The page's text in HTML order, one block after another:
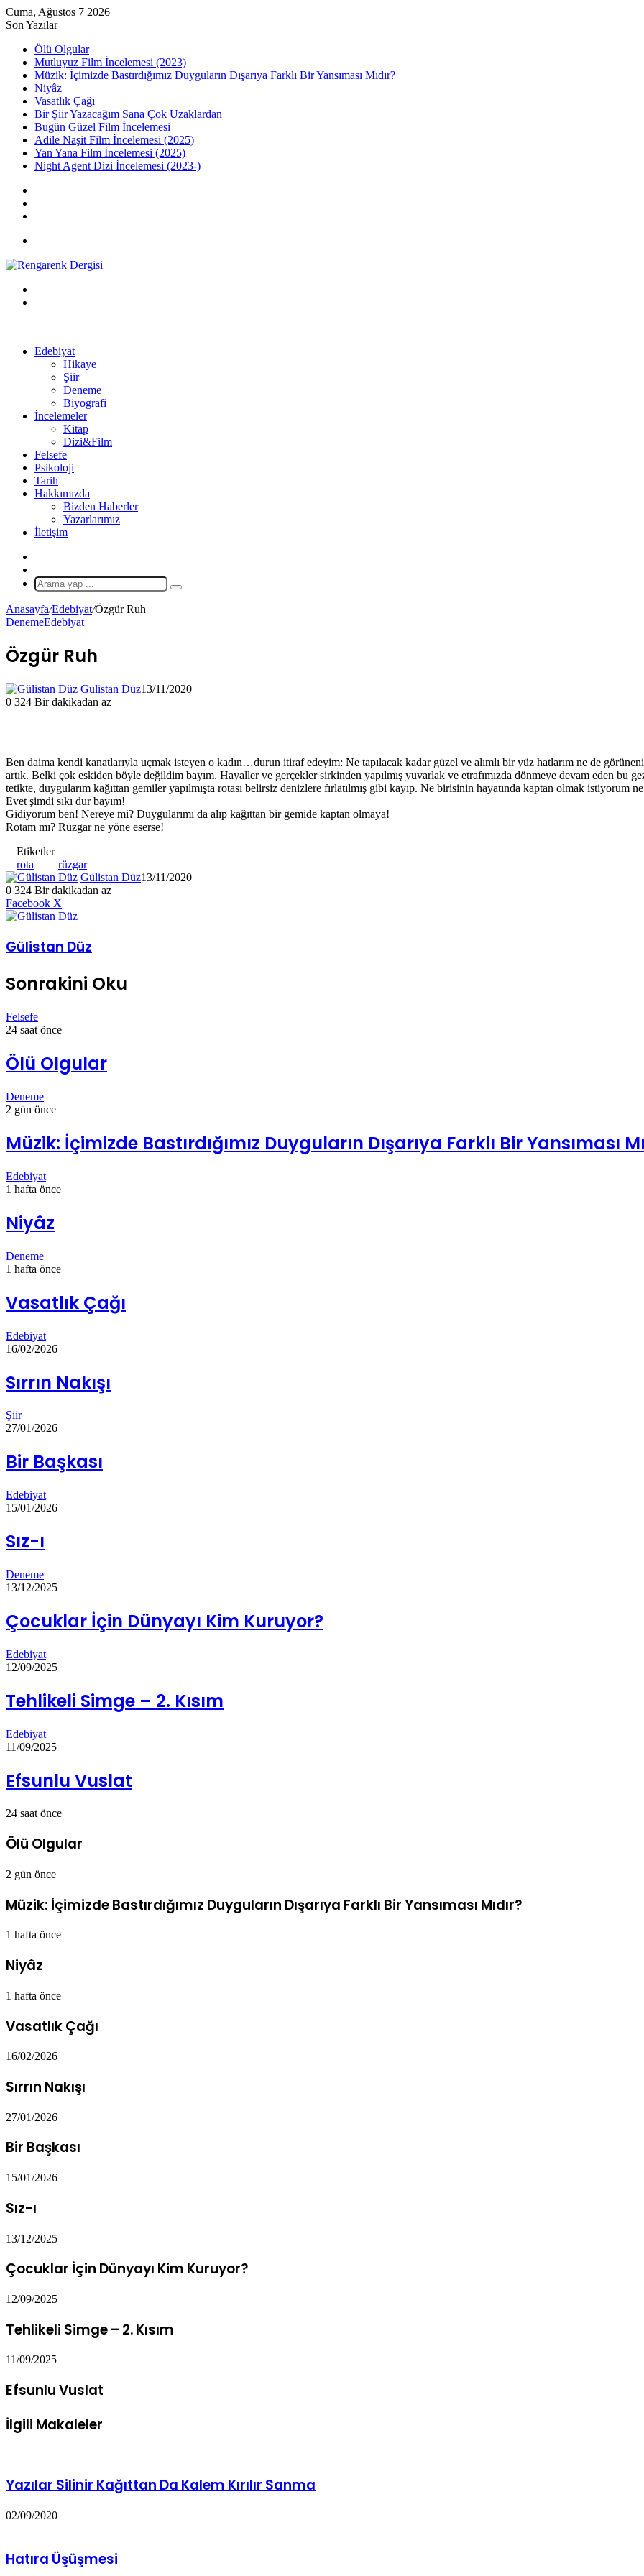
Cuma, Ağustos 7 2026
Son Yazılar
Ölü Olgular
Mutluyuz Film İncelemesi (2023)
Müzik: İçimizde Bastırdığımız Duyguların Dışarıya Farklı Bir Yansıması Mıdır?
Niyâz
Vasatlık Çağı
Bir Şiir Yazacağım Sana Çok Uzaklardan
Bugün Güzel Film İncelemesi
Adile Naşit Film İncelemesi (2025)
Yan Yana Film İncelemesi (2025)
Night Agent Dizi İncelemesi (2023-)
Edebiyat
Hikaye
Şiir
Deneme
Biyografi
İncelemeler
Kitap
Dizi&Film
Felsefe
Psikoloji
Tarih
Hakkımızda
Bizden Haberler
Yazarlarımız
İletişim
Makale
Arama
Anasayfa/Edebiyat/Özgür Ruh
DenemeEdebiyat
Özgür Ruh
Gülistan Düz13/11/2020
0 324 Bir dakikadan az
Ben daima kendi kanatlarıyla uçmak isteyen o kadın…durun itiraf edeyim: Ne tapılacak kadar güzel ve alımlı bir yüz hatlarım ne de
artık. Belki çok eskiden böyle değildim bayım. Hayaller ve gerçekler sirkinden yapılmış yuvarlak ve etrafımızda dönmeye devam eden bu
tetikte, duygularım kağıttan gemiler yapılmışta rotası belirsiz denizlere fırlatılmış gibi kayıp. Ne birisinin hayatında kaptan olmak istiyorum
Evet şimdi sıkı dur bayım!
Gidiyorum ben! Nereye mi? Duygularımı da alıp kağıttan bir gemide kaptan olmaya!
Rotam mı? Rüzgar ne yöne eserse!
Etiketler
rota
rüzgar
Gülistan Düz13/11/2020
0 324 Bir dakikadan az
Facebook X
Posta
paylaş
Gülistan Düz
Sonrakini Oku
Felsefe
24 saat önce
Ölü Olgular
Deneme
2 gün önce
Müzik: İçimizde Bastırdığımız Duyguların Dışarıya Farklı Bir Yansıması
Edebiyat
1 hafta önce
Niyâz
Deneme
1 hafta önce
Vasatlık Çağı
Edebiyat
16/02/2026
Sırrın Nakışı
Şiir
27/01/2026
Bir Başkası
Edebiyat
15/01/2026
Sız-ı
Deneme
13/12/2025
Çocuklar İçin Dünyayı Kim Kuruyor?
Edebiyat
12/09/2025
Tehlikeli Simge – 2. Kısım
Edebiyat
11/09/2025
Efsunlu Vuslat
24 saat önce
Ölü Olgular
2 gün önce
Müzik: İçimizde Bastırdığımız Duyguların Dışarıya Farklı Bir Yansıması Mıdır?
1 hafta önce
Niyâz
1 hafta önce
Vasatlık Çağı
16/02/2026
Sırrın Nakışı
27/01/2026
Bir Başkası
15/01/2026
Sız-ı
13/12/2025
Çocuklar İçin Dünyayı Kim Kuruyor?
12/09/2025
Tehlikeli Simge – 2. Kısım
11/09/2025
Efsunlu Vuslat
İlgili Makaleler
Yazılar Silinir Kağıttan Da Kalem Kırılır Sanma
02/09/2020
Hatıra Üşüşmesi